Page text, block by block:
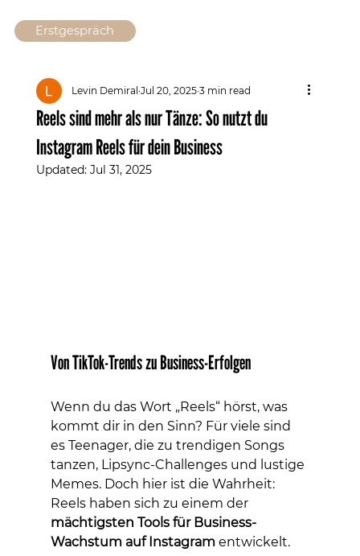
Erstgespräch
Reels sind mehr als nur Tänze: So nutzt du
Instagram Reels für dein Business
Levin Demiral Jul 20, 2025 3 min read
Updated: Jul 31, 2025
Von TikTok-Trends zu Business-Erfolgen
Wenn du das Wort „Reels“ hörst, was
kommt dir in den Sinn? Für viele sind
es Teenager, die zu trendigen Songs
tanzen, Lipsync-Challenges und lustige
Memes. Doch hier ist die Wahrheit:
Reels haben sich zu einem der
mächtigsten Tools für Business-
Wachstum auf Instagram entwickelt.